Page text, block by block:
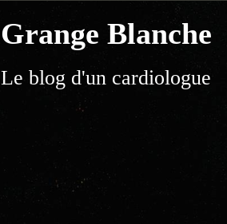
Grange Blanche
Le blog d'un cardiologue